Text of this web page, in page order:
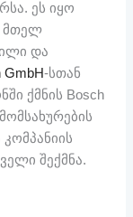
ეს იყო
მთელ
და
GmbH-სთან
ქმნის Bosch
შექმნა.